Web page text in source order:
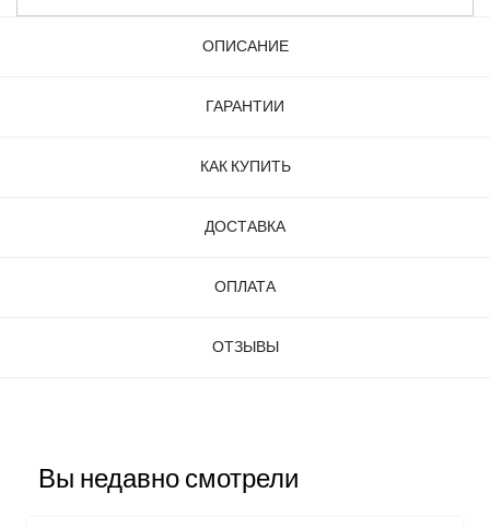
ОПИСАНИЕ
ГАРАНТИИ
КАК КУПИТЬ
ДОСТАВКА
ОПЛАТА
ОТЗЫВЫ
Вы недавно смотрели